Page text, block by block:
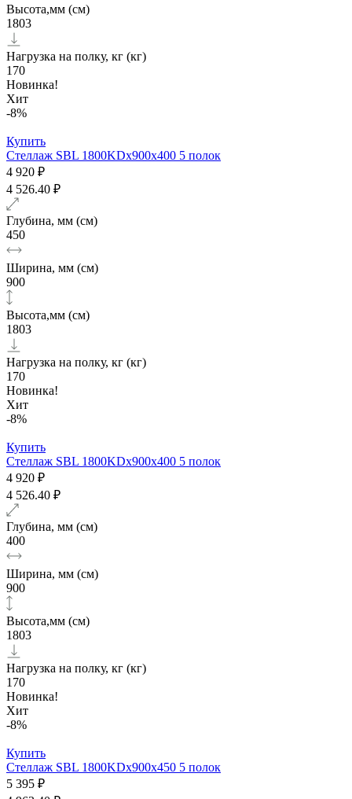
Высота,мм (см)
1803
Нагрузка на полку, кг (кг)
170
Новинка!
Хит
-8%
Купить
Стеллаж SBL 1800KDх900x400 5 полок
4 920 ₽
4 526.40 ₽
Глубина, мм (см)
450
Ширина, мм (см)
900
Высота,мм (см)
1803
Нагрузка на полку, кг (кг)
170
Новинка!
Хит
-8%
Купить
Стеллаж SBL 1800KDх900x400 5 полок
4 920 ₽
4 526.40 ₽
Глубина, мм (см)
400
Ширина, мм (см)
900
Высота,мм (см)
1803
Нагрузка на полку, кг (кг)
170
Новинка!
Хит
-8%
Купить
Стеллаж SBL 1800KDх900x450 5 полок
5 395 ₽